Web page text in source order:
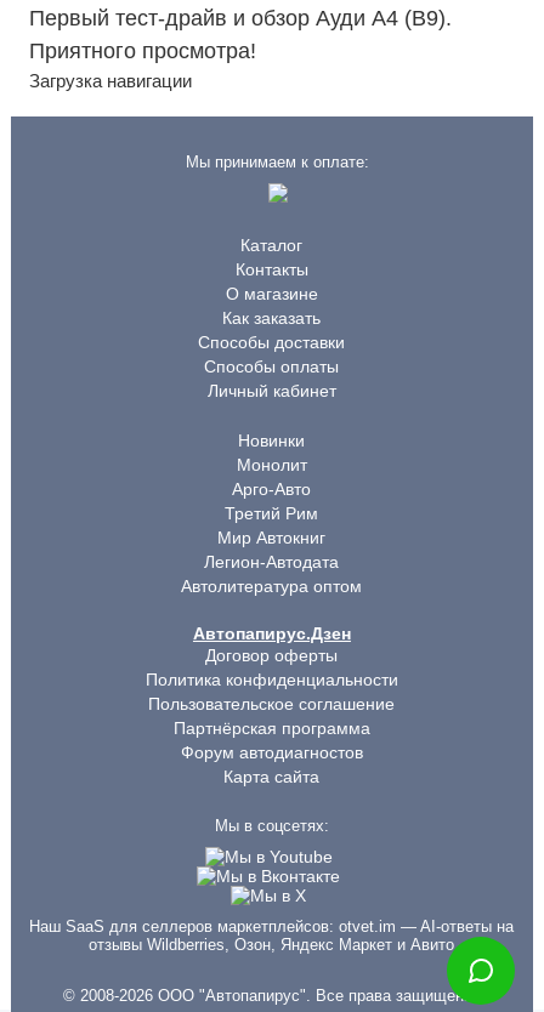
Первый тест-драйв и обзор Ауди А4 (B9).
Приятного просмотра!
Загрузка навигации
Мы принимаем к оплате:
Каталог
Контакты
О магазине
Как заказать
Способы доставки
Способы оплаты
Личный кабинет
Новинки
Монолит
Арго-Авто
Третий Рим
Мир Автокниг
Легион-Автодата
Автолитература оптом
Автопапирус.Дзен
Договор оферты
Политика конфиденциальности
Пользовательское соглашение
Партнёрская программа
Форум автодиагностов
Карта сайта
Мы в соцсетях:
Наш SaaS для селлеров маркетплейсов:otvet.im — AI-ответы на
отзывы Wildberries, Озон, Яндекс Маркет и Авито
© 2008-2026 ООО "Автопапирус". Все права защищены.